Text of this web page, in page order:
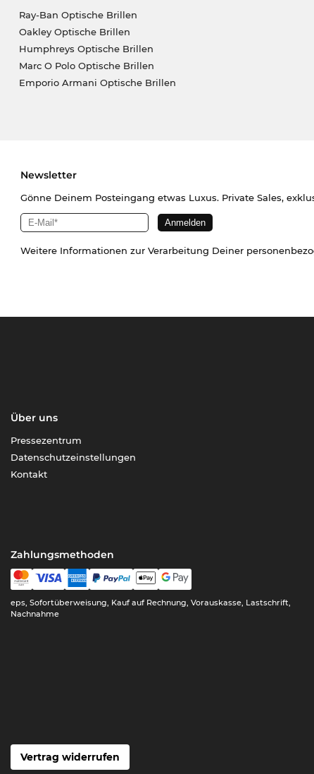
Ray-Ban Optische Brillen
Oakley Optische Brillen
Humphreys Optische Brillen
Marc O Polo Optische Brillen
Emporio Armani Optische Brillen
Newsletter
Gönne Deinem Posteingang etwas Luxus. Private Sales,
Weitere Informationen zur Verarbeitung Deiner
Über uns
Pressezentrum
Datenschutzeinstellungen
Kontakt
Zahlungsmethoden
eps, Sofortüberweisung, Kauf auf Rechnung, Vorauskasse, Lastschrift,
Nachnahme
Vertrag widerrufen